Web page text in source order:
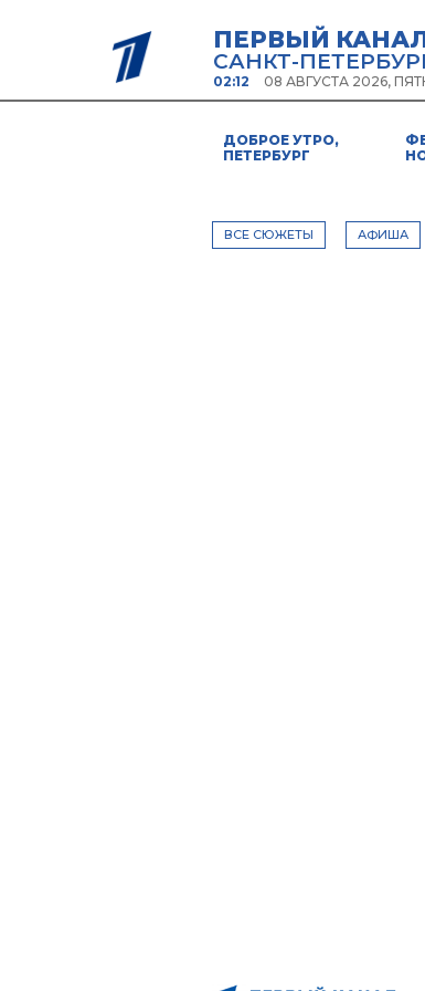
ПЕРВЫЙ
САНКТ-
02:12 08 АВГУСТА 2026,
ДОБРОЕ УТРО,
ПЕТЕРБУРГ
ВСЕ СЮЖЕТЫ АФИША